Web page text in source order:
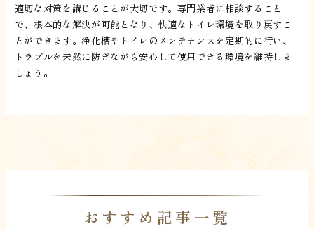
適切な対策を講じることが大切です。専門業者に相談すること
で、根本的な解決が可能となり、快適なトイレ環境を取り戻すこ
とができます。浄化槽やトイレのメンテナンスを定期的に行い、
トラブルを未然に防ぎながら安心して使用できる環境を維持しま
しょう。
おすすめ記事一覧